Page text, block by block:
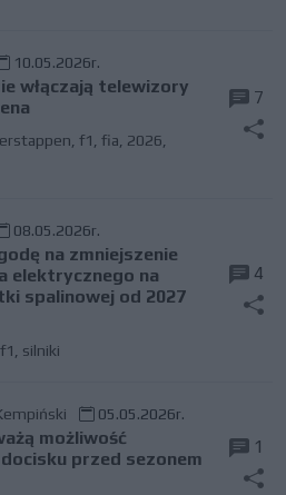
10.05.2026r.
włączają telewizory
f1 fia 2026
7
08.05.2026r.
na zmniejszenie
elektrycznego na
spalinowej od 2027
f1 silniki
4
05.05.2026r.
możliwość
przed sezonem
1